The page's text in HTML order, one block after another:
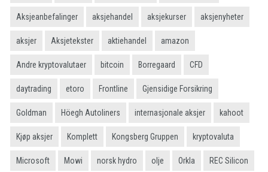
Aksjeanbefalinger aksjehandel aksjekurser aksjenyheter
aksjer Aksjetekster aktiehandel amazon
Andre kryptovalutaer bitcoin Borregaard CFD
daytrading etoro Frontline Gjensidige Forsikring
Goldman Höegh Autoliners internasjonale aksjer kahoot
Kjøp aksjer Komplett Kongsberg Gruppen kryptovaluta
Microsoft Mowi norsk hydro olje Orkla REC Silicon